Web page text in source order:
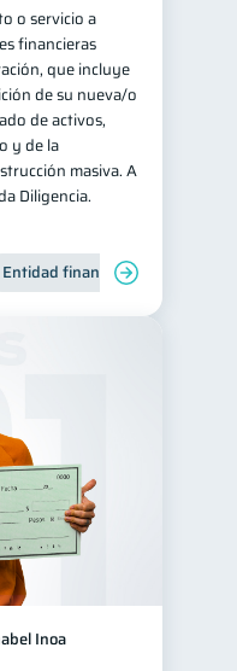
o servicio a
financieras
que incluye
de su nueva/o
de activos,
y de la
masiva. A
Diligencia.
Entidad financiera
Inoa